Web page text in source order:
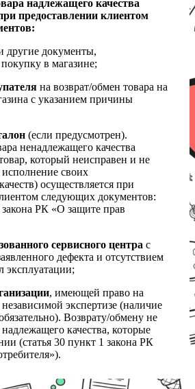
надлежащего качества
предоставлении клиентом
другие документы,
в магазине;
на возврат/обмен товара на
с указанием причины
(если предусмотрен).
ненадлежащего качества
который неисправен и не
своих
осуществляется при
следующих документов:
закона РК «О защите прав
сервисного центра с
дефекта и отсутствием
эксплуатации;
, имеющей право на
экспертизе (наличие
Возврату/обмену не
качества, которые
(статья 30 пункт 1 закона РК